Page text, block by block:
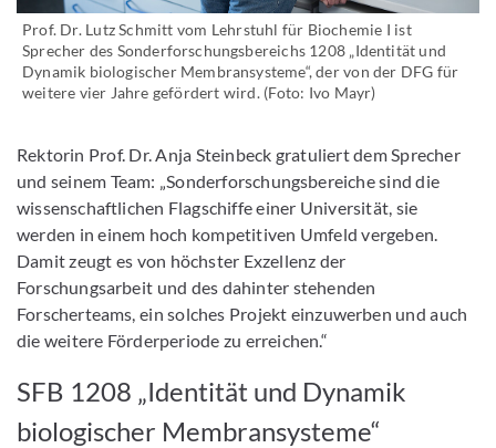
Prof. Dr. Lutz Schmitt vom Lehrstuhl für Biochemie I ist
Sprecher des Sonderforschungsbereichs 1208 „Identität und
Dynamik biologischer Membransysteme“, der von der DFG für
weitere vier Jahre gefördert wird. (Foto: Ivo Mayr)
Rektorin Prof. Dr. Anja Steinbeck gratuliert dem Sprecher
und seinem Team: „Sonderforschungsbereiche sind die
wissenschaftlichen Flagschiffe einer Universität, sie
werden in einem hoch kompetitiven Umfeld vergeben.
Damit zeugt es von höchster Exzellenz der
Forschungsarbeit und des dahinter stehenden
Forscherteams, ein solches Projekt einzuwerben und auch
die weitere Förderperiode zu erreichen.“
SFB 1208 „Identität und Dynamik
biologischer Membransysteme“